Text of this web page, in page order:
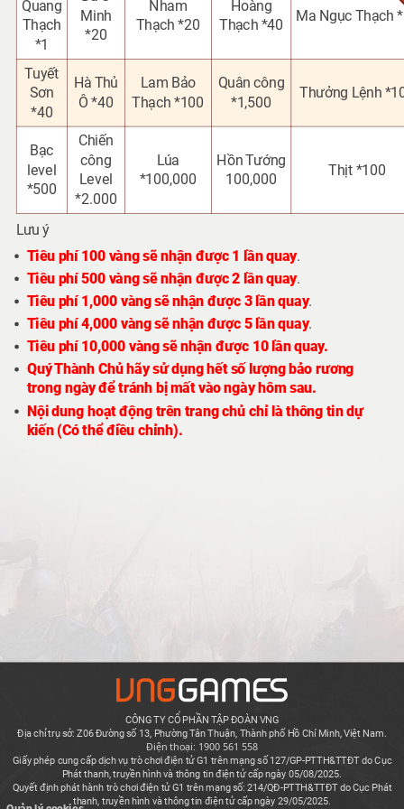
Quang
Thạch
*1
Minh
*20
Nham
Thạch *20
Hoàng
Thạch *40
Ma Ngục Thạch
Tuyết
Sơn
*40
Hà Thủ
Ô *40
Lam Bảo
Thạch *100
Quân công
*1,500
Thưởng Lệnh
Bạc
level
*500
Chiến
công
Level
*2.000
Lúa
*100,000
Hồn Tướng
100,000
Thịt *100
Lưu ý
Tiêu phí 100 vàng sẽ nhận được 1 lần quay.
Tiêu phí 500 vàng sẽ nhận được 2 lần quay.
Tiêu phí 1,000 vàng sẽ nhận được 3 lần quay.
Tiêu phí 4,000 vàng sẽ nhận được 5 lần quay.
Tiêu phí 10,000 vàng sẽ nhận được 10 lần quay.
Quý Thành Chủ hãy sử dụng hết số lượng bảo rương
trong ngày để tránh bị mất vào ngày hôm sau.
Nội dung hoạt động trên trang chủ chỉ là thông tin dự
kiến (Có thể điều chỉnh).
CÔNG TY CỔ PHẦN TẬP ĐOÀN VNG
Địa chỉ trụ sở: Z06 Đường số 13, Phường Tân Thuận, Thành phố Hồ Chí Minh, Việt Nam.
Điện thoại: 1900 561 558
Giấy phép cung cấp dịch vụ trò chơi điện tử G1 trên mạng số 127/GP-PTTH&TTĐT do Cục
Phát thanh, truyền hình và thông tin điện tử cấp ngày 05/08/2025.
Quyết định phát hành trò chơi điện tử G1 trên mạng số: 214/QĐ-PTTH&TTĐT do Cục Phát
thanh, truyền hình và thông tin điện tử cấp ngày 29/05/2025.